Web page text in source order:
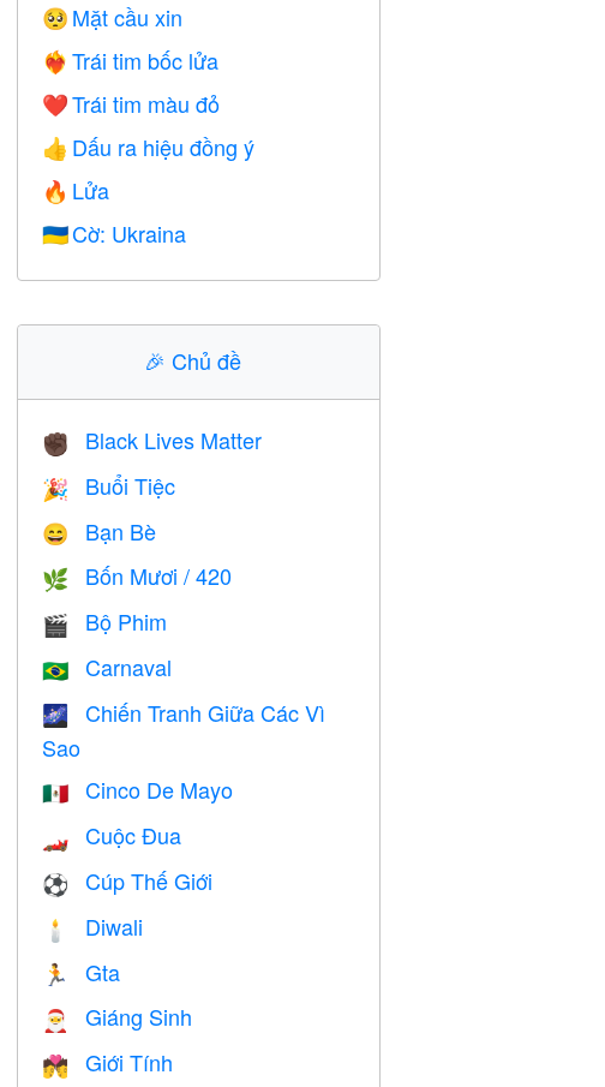
🥺 Mặt cầu xin
❤️‍🔥 Trái tim bốc lửa
❤️ Trái tim màu đỏ
👍 Dấu ra hiệu đồng ý
🔥 Lửa
🇺🇦Cờ: Ukraina
🎉Chủ đề
✊🏿 Black Lives Matter
🎉 Buổi Tiệc
😄 Bạn Bè
🌿 Bốn Mươi / 420
🎬 Bộ Phim
🇧🇷 Carnaval
🌌
Chiến Tranh Giữa Các Vì
Sao
🇲🇽 Cinco De Mayo
🏎 Cuộc Đua
⚽ Cúp Thế Giới
🕯 Diwali
🏃 Gta
🎅 Giáng Sinh
💏 Giới Tính